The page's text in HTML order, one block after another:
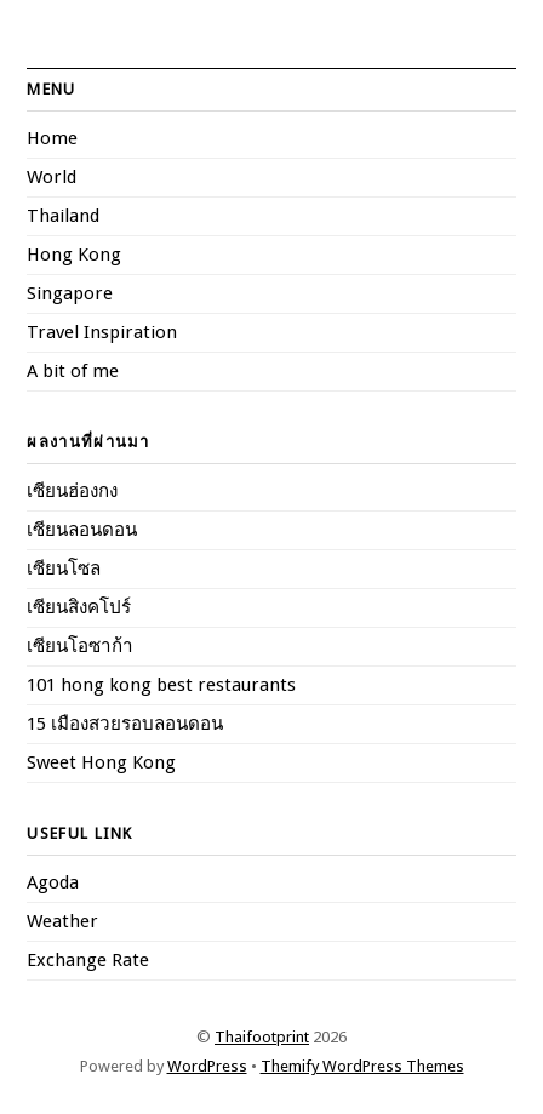
MENU
Home
World
Thailand
Hong Kong
Singapore
Travel Inspiration
A bit of me
ผลงานที่ผ่านมา
เซียนฮ่องกง
เซียนลอนดอน
เซียนโซล
เซียนสิงคโปร์
เซียนโอซาก้า
101 hong kong best restaurants
15 เมืองสวยรอบลอนดอน
Sweet Hong Kong
USEFUL LINK
Agoda
Weather
Exchange Rate
© Thaifootprint 2026
Powered byWordPress • Themify WordPress Themes